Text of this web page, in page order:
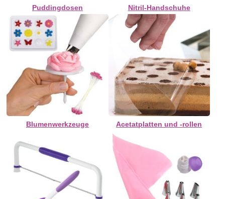
Puddingdosen Nitril-Handschuhe
Blumenwerkzeuge Acetatplatten und -rollen